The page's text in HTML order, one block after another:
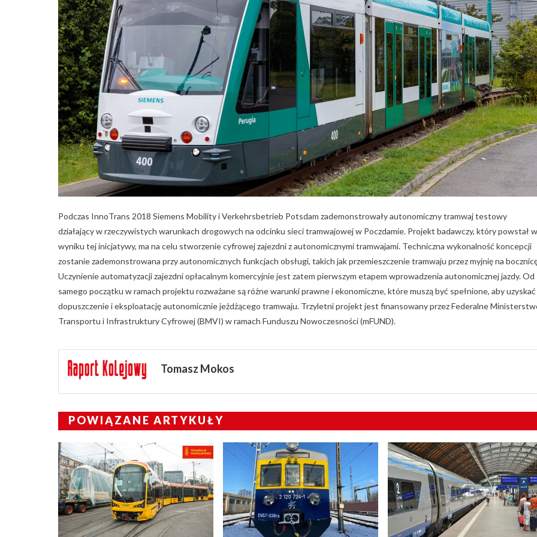
Podczas InnoTrans 2018 Siemens Mobility i Verkehrsbetrieb Potsdam zademonstrowały autonomiczny tramwaj testowy
działający w rzeczywistych warunkach drogowych na odcinku sieci tramwajowej w Poczdamie. Projekt badawczy, który powstał w
wyniku tej inicjatywy, ma na celu stworzenie cyfrowej zajezdni z autonomicznymi tramwajami. Techniczna wykonalność koncepcji
zostanie zademonstrowana przy autonomicznych funkcjach obsługi, takich jak przemieszczenie tramwaju przez myjnię na
Uczynienie automatyzacji zajezdni opłacalnym komercyjnie jest zatem pierwszym etapem wprowadzenia autonomicznej jazdy. Od
samego początku w ramach projektu rozważane są różne warunki prawne i ekonomiczne, które muszą być spełnione, aby uzyskać
dopuszczenie i eksploatację autonomicznie jeżdżącego tramwaju. Trzyletni projekt jest finansowany przez Federalne
Transportu i Infrastruktury Cyfrowej (BMVI) w ramach Funduszu Nowoczesności (mFUND).
Tomasz Mokos
POWIĄZANE ARTYKUŁY